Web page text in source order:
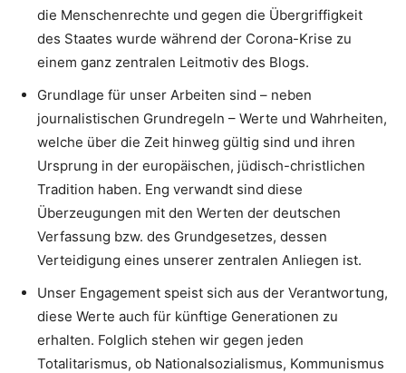
die Menschenrechte und gegen die Übergriffigkeit
des Staates wurde während der Corona-Krise zu
einem ganz zentralen Leitmotiv des Blogs.
Grundlage für unser Arbeiten sind – neben
journalistischen Grundregeln – Werte und Wahrheiten,
welche über die Zeit hinweg gültig sind und ihren
Ursprung in der europäischen, jüdisch-christlichen
Tradition haben. Eng verwandt sind diese
Überzeugungen mit den Werten der deutschen
Verfassung bzw. des Grundgesetzes, dessen
Verteidigung eines unserer zentralen Anliegen ist.
Unser Engagement speist sich aus der Verantwortung,
diese Werte auch für künftige Generationen zu
erhalten. Folglich stehen wir gegen jeden
Totalitarismus, ob Nationalsozialismus, Kommunismus